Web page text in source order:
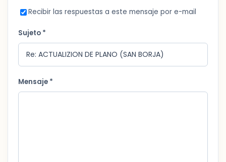
Recibir las respuestas a este mensaje por e-mail
Sujeto *
Mensaje *